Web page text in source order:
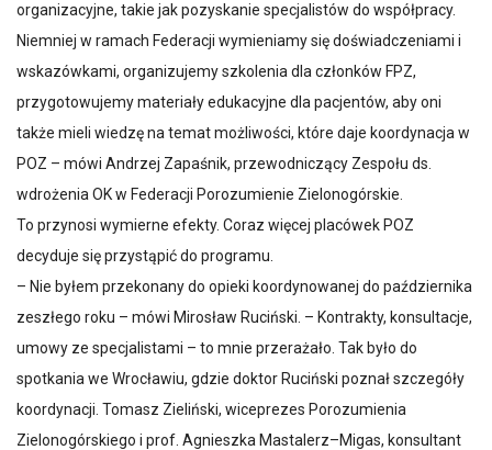
organizacyjne, takie jak pozyskanie specjalistów do współpracy.
Niemniej w ramach Federacji wymieniamy się doświadczeniami i
wskazówkami, organizujemy szkolenia dla członków FPZ,
przygotowujemy materiały edukacyjne dla pacjentów, aby oni
także mieli wiedzę na temat możliwości, które daje koordynacja w
POZ – mówi Andrzej Zapaśnik, przewodniczący Zespołu ds.
wdrożenia OK w Federacji Porozumienie Zielonogórskie.
To przynosi wymierne efekty. Coraz więcej placówek POZ
decyduje się przystąpić do programu.
– Nie byłem przekonany do opieki koordynowanej do października
zeszłego roku – mówi Mirosław Ruciński. – Kontrakty, konsultacje,
umowy ze specjalistami – to mnie przerażało. Tak było do
spotkania we Wrocławiu, gdzie doktor Ruciński poznał szczegóły
koordynacji. Tomasz Zieliński, wiceprezes Porozumienia
Zielonogórskiego i prof. Agnieszka Mastalerz–Migas, konsultant